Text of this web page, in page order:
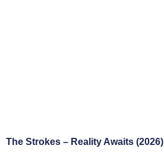
The Strokes – Reality Awaits (2026)